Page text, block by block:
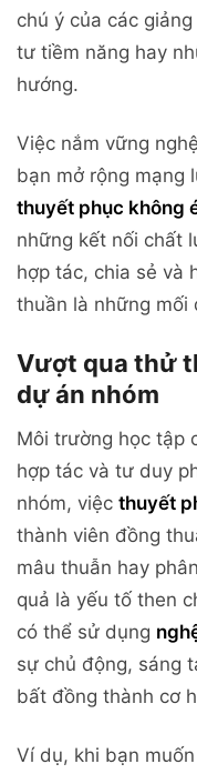
chú ý của các
tư tiềm năng hay
hướng.
Việc nắm vững
bạn mở rộng mạng
thuyết phục không
những kết nối chất
hợp tác, chia sẻ và
thuần là những mối
Vượt qua thử
dự án nhóm
Môi trường học tập
hợp tác và tư duy
nhóm, việc thuyết
thành viên đồng
mâu thuẫn hay
quả là yếu tố then
có thể sử dụng
sự chủ động, sáng
bất đồng thành cơ
Ví dụ, khi bạn muốn